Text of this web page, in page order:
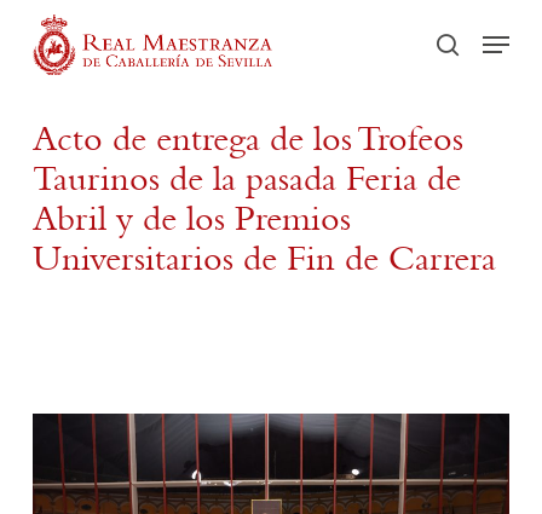
main
Acto de entrega de los Trofeos
Taurinos de la pasada Feria de
Abril y de los Premios
Universitarios de Fin de Carrera